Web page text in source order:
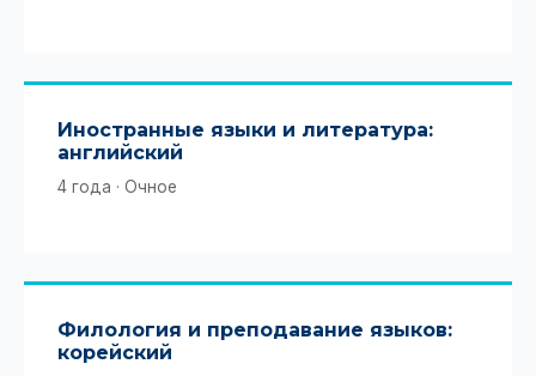
Иностранные языки и литература:
английский
4 года · Очное
Филология и преподавание языков:
корейский